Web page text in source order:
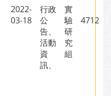
2022-
03-18
行政
公
告、
活動
資
訊、
實
驗
研
究
組
4712